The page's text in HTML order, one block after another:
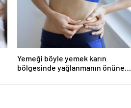
Yemeği böyle yemek karın
bölgesinde yağlanmanın önüne